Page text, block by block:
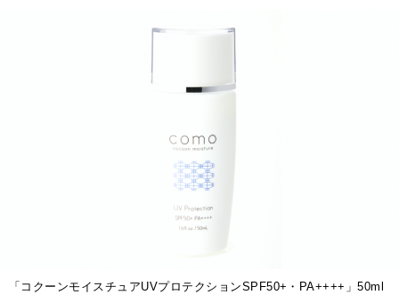
「コクーンモイスチュアUVプロテクションSPF50+・PA++++」50ml